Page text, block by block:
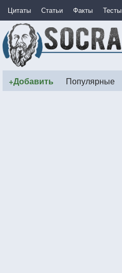
Цитаты Статьи Факты Тесты
+Добавить Популярные